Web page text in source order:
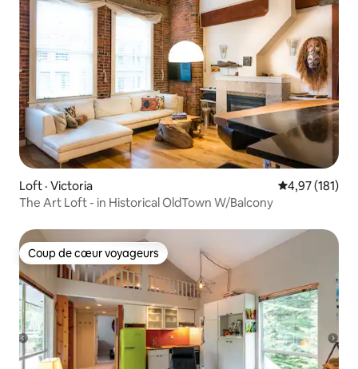
Loft · Victoria Note
4,97 (181)
The Art Loft - in Historical OldTown W/Balcony
Coup de cœur voyageurs
Coup de cœur voyageurs